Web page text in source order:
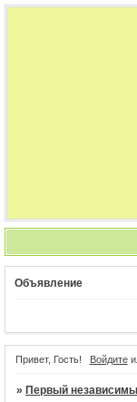
Объявление
Привет, Гость! Войдите
»Первый